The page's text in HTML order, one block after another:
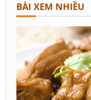
BÀI XEM NHIỀU